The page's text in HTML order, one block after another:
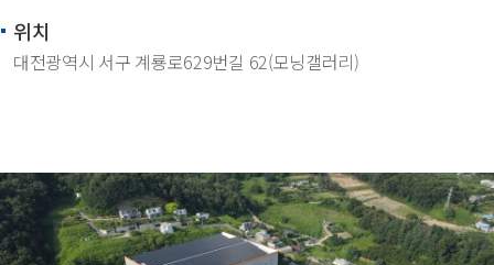
위치
대전광역시 서구 계룡로629번길 62(모닝갤러리)